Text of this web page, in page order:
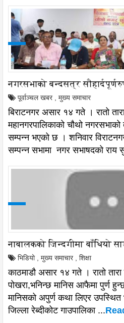
नगरसभाको बन्दसत्र
पूर्वाञ्चल खबर मुख्य समाचार
बिराटनगर असार १४ गते । रातो
महानगरपालिकाको चौथो नगरसभाको
सम्पन्न भएको छ । शनिवार
सम्पन्न सभामा नगर सभाषदको राय
नाबालकको जिन्दगीमा बाँधियो
भिडियो मुख्य समाचार शिक्षा
काठमाडौ असार १४ गते । रातो
पोखरा,भनिन्छ मानिस आफैमा पुर्ण
मानिसको अपुर्ण कथा लिएर
जिल्ला रेब्दीकोट गाउपालिका ...